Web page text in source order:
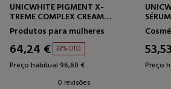
UNICWHITE PIGMENT X-
TREME COMPLEX CREAM
CREME FACIAL
MULTIFUNCIONAL
Produtos para mulheres
64,24 € 33% DTO.
Preço habitual 96,60 €
0 revisões
Preço